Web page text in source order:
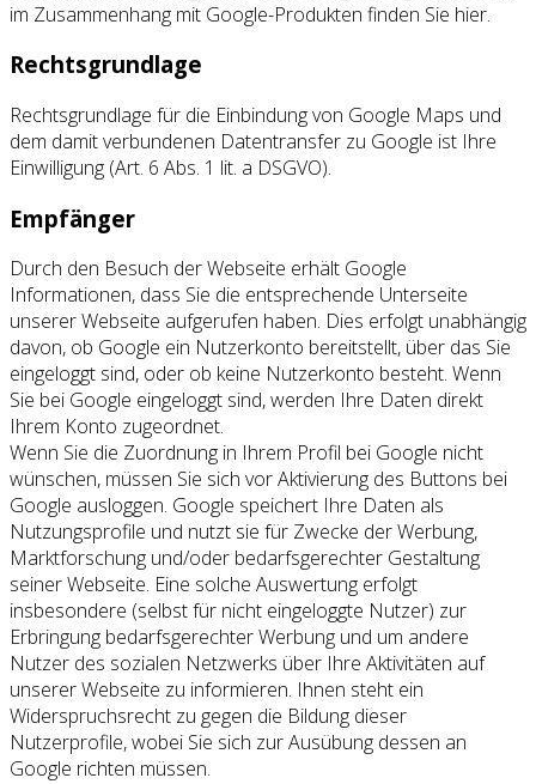
im Zusammenhang mit Google-Produkten finden Sie hier.
Rechtsgrundlage
Rechtsgrundlage für die Einbindung von Google Maps und
dem damit verbundenen Datentransfer zu Google ist Ihre
Einwilligung (Art. 6 Abs. 1 lit. a DSGVO).
Empfänger
Durch den Besuch der Webseite erhält Google
Informationen, dass Sie die entsprechende Unterseite
unserer Webseite aufgerufen haben. Dies erfolgt unabhängig
davon, ob Google ein Nutzerkonto bereitstellt, über das Sie
eingeloggt sind, oder ob keine Nutzerkonto besteht. Wenn
Sie bei Google eingeloggt sind, werden Ihre Daten direkt
Ihrem Konto zugeordnet.
Wenn Sie die Zuordnung in Ihrem Profil bei Google nicht
wünschen, müssen Sie sich vor Aktivierung des Buttons bei
Google ausloggen. Google speichert Ihre Daten als
Nutzungsprofile und nutzt sie für Zwecke der Werbung,
Marktforschung und/oder bedarfsgerechter Gestaltung
seiner Webseite. Eine solche Auswertung erfolgt
insbesondere (selbst für nicht eingeloggte Nutzer) zur
Erbringung bedarfsgerechter Werbung und um andere
Nutzer des sozialen Netzwerks über Ihre Aktivitäten auf
unserer Webseite zu informieren. Ihnen steht ein
Widerspruchsrecht zu gegen die Bildung dieser
Nutzerprofile, wobei Sie sich zur Ausübung dessen an
Google richten müssen.